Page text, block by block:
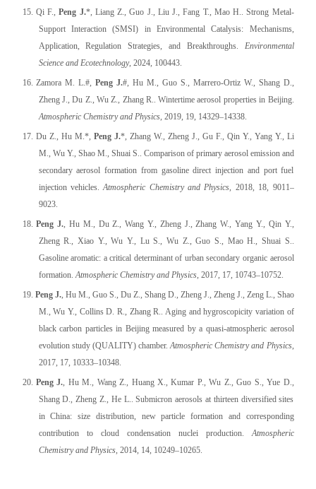
15. Qi F.,Peng J.*, Liang Z., Guo J., Liu J., Fang T., Mao H.. Strong Metal-
Support Interaction (SMSI) in Environmental Catalysis: Mechanisms,
Application, Regulation Strategies, and Breakthroughs.
Environmental
Science and Ecotechnology, 2024, 100443.
16. Zamora M. L.#,Peng J.#, Hu M., Guo S., Marrero-Ortiz W., Shang D.,
Zheng J., Du Z., Wu Z., Zhang R.. Wintertime aerosol properties in Beijing.
Atmospheric Chemistry and Physics, 2019, 19, 14329–14338.
17. Du Z., Hu M.*, Peng J.*, Zhang W., Zheng J., Gu F., Qin Y., Yang Y., Li
M., Wu Y., Shao M., Shuai S.. Comparison of primary aerosol emission and
secondary aerosol formation from gasoline direct injection and port fuel
injection vehicles.Atmospheric Chemistry and Physics , 2018, 18, 9011–
9023.
18.Peng J. , Hu M., Du Z., Wang Y., Zheng J., Zhang W., Yang Y., Qin Y.,
Zheng R., Xiao Y., Wu Y., Lu S., Wu Z., Guo S., Mao H., Shuai S..
Gasoline aromatic: a critical determinant of urban secondary organic aerosol
formation. Atmospheric Chemistry and Physics, 2017, 17, 10743–10752.
19. Peng J., Hu M., Guo S., Du Z., Shang D., Zheng J., Zheng J., Zeng L., Shao
M., Wu Y., Collins D. R., Zhang R.. Aging and hygroscopicity variation of
black carbon particles in Beijing measured by a quasi-atmospheric aerosol
evolution study (QUALITY) chamber.Atmospheric Chemistry and Physics,
2017, 17, 10333–10348.
20. Peng J. , Hu M., Wang Z., Huang X., Kumar P., Wu Z., Guo S., Yue D.,
Shang D., Zheng Z., He L.. Submicron aerosols at thirteen diversified sites
in China: size distribution, new particle formation and corresponding
contribution to cloud condensation nuclei production. Atmospheric
Chemistry and Physics, 2014, 14, 10249–10265.